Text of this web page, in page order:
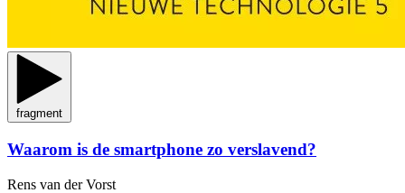
fragment
Waarom is de smartphone zo verslavend?
Rens van der Vorst